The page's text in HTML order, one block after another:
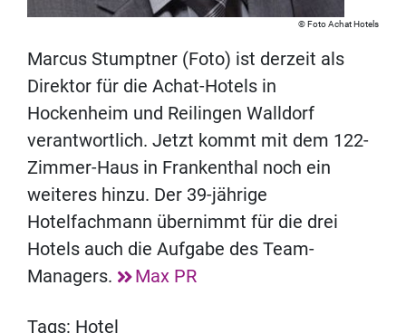
Foto Achat Hotels
Marcus Stumptner (Foto) ist derzeit als
Direktor für die Achat-Hotels in
Hockenheim und Reilingen Walldorf
verantwortlich. Jetzt kommt mit dem 122-
Zimmer-Haus in Frankenthal noch ein
weiteres hinzu. Der 39-jährige
Hotelfachmann übernimmt für die drei
Hotels auch die Aufgabe des Team-
Managers.
Max PR
Tags: Hotel